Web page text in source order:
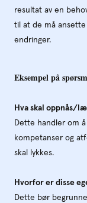
resultat av en
til at de må
endringer.
Eksempel på
Hva skal oppnås/
Dette handler om
kompetanser og
skal lykkes.
Hvorfor er disse
Dette bør